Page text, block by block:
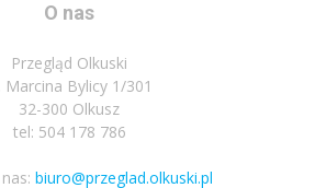
O nas
Przegląd Olkuski
Marcina Bylicy 1/301
32-300 Olkusz
tel: 504 178 786
biuro@przeglad.olkuski.pl